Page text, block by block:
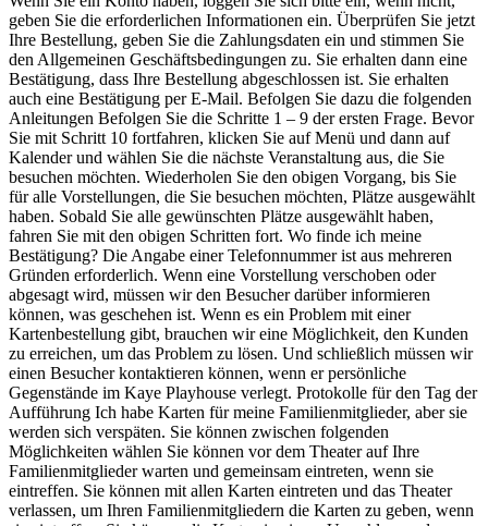
geben Sie die erforderlichen Informationen ein. Überprüfen Sie jetzt
Ihre Bestellung, geben Sie die Zahlungsdaten ein und stimmen Sie
den Allgemeinen Geschäftsbedingungen zu. Sie erhalten dann eine
Bestätigung, dass Ihre Bestellung abgeschlossen ist. Sie erhalten
auch eine Bestätigung per E-Mail. Befolgen Sie dazu die folgenden
Anleitungen Befolgen Sie die Schritte 1 – 9 der ersten Frage. Bevor
Sie mit Schritt 10 fortfahren, klicken Sie auf Menü und dann auf
Kalender und wählen Sie die nächste Veranstaltung aus, die Sie
besuchen möchten. Wiederholen Sie den obigen Vorgang, bis Sie
für alle Vorstellungen, die Sie besuchen möchten, Plätze ausgewählt
haben. Sobald Sie alle gewünschten Plätze ausgewählt haben,
fahren Sie mit den obigen Schritten fort. Wo finde ich meine
Bestätigung? Die Angabe einer Telefonnummer ist aus mehreren
Gründen erforderlich. Wenn eine Vorstellung verschoben oder
abgesagt wird, müssen wir den Besucher darüber informieren
können, was geschehen ist. Wenn es ein Problem mit einer
Kartenbestellung gibt, brauchen wir eine Möglichkeit, den Kunden
zu erreichen, um das Problem zu lösen. Und schließlich müssen wir
einen Besucher kontaktieren können, wenn er persönliche
Gegenstände im Kaye Playhouse verlegt. Protokolle für den Tag der
Aufführung Ich habe Karten für meine Familienmitglieder, aber sie
werden sich verspäten. Sie können zwischen folgenden
Möglichkeiten wählen Sie können vor dem Theater auf Ihre
Familienmitglieder warten und gemeinsam eintreten, wenn sie
eintreffen. Sie können mit allen Karten eintreten und das Theater
verlassen, um Ihren Familienmitgliedern die Karten zu geben, wenn